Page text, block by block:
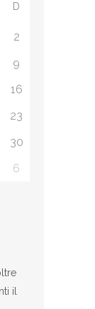
D
2
9
16
23
30
6
il